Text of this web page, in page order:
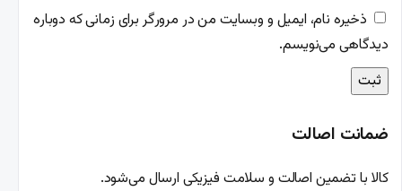
ذخیره نام، ایمیل و وبسایت من در مرورگر برای زمانی که دوباره
دیدگاهی می‌نویسم.
ضمانت اصالت
کالا با تضمین اصالت و سلامت فیزیکی ارسال می‌شود.